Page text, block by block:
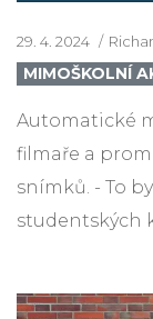
29. 4. 2024
MIMOŠKOLNÍ
Automatické
filmaře a
snímků. - To
studentských